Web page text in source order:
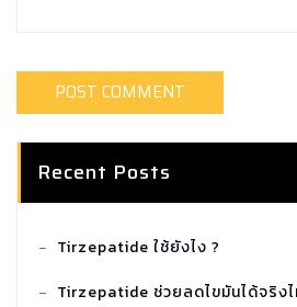
Recent Posts
Tirzepatide ใช้ยังไง ?
Tirzepatide ช่วยลดไขมันได้จริงไ